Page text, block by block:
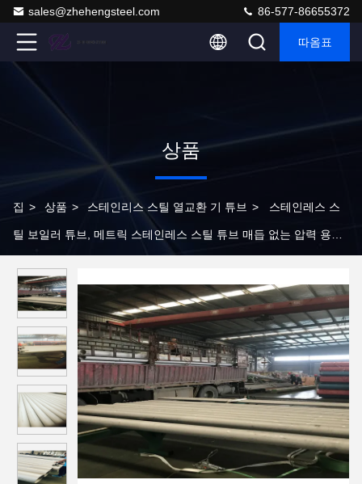
sales@zhehengsteel.com 86-577-86655372
따옴표
상품
집 > 상품 > 스테인리스 스틸 열교환 기 튜브 > 스테인레스 스
틸 보일러 튜브, 메트릭 스테인레스 스틸 튜브 매듭 없는 압력 용기